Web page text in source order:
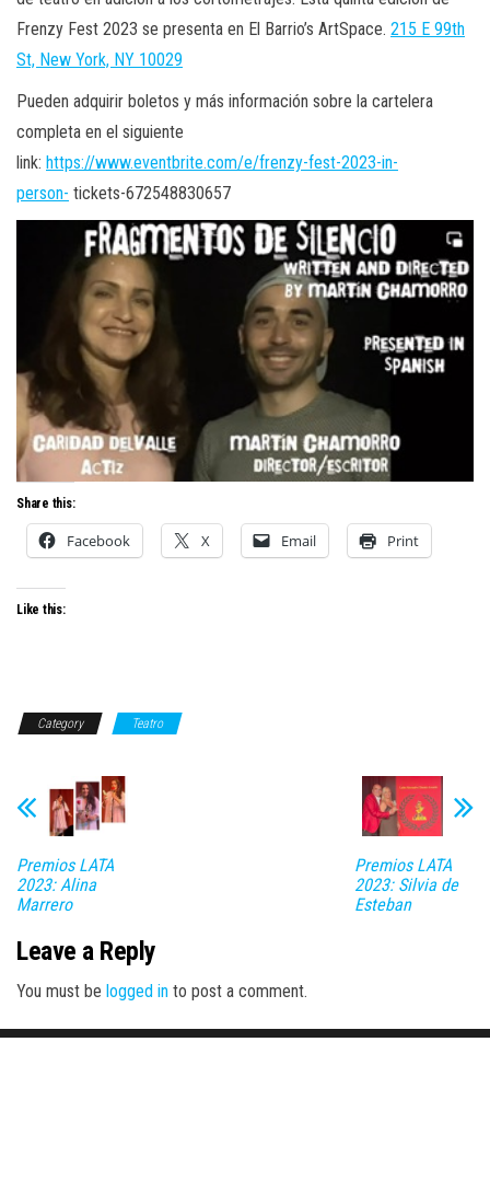
Frenzy Fest 2023 se presenta en El Barrio’s ArtSpace. 215 E 99th
St, New York, NY 10029
Pueden adquirir boletos y más información sobre la cartelera
completa en el siguiente
link: https://www.eventbrite.com/e/frenzy-fest-2023-in-
person- tickets-672548830657
Share this:
Facebook X Email Print
Like this:
Category Teatro
Premios LATA
2023: Alina
Marrero
Premios LATA
2023: Silvia de
Esteban
Leave a Reply
You must be logged in to post a comment.